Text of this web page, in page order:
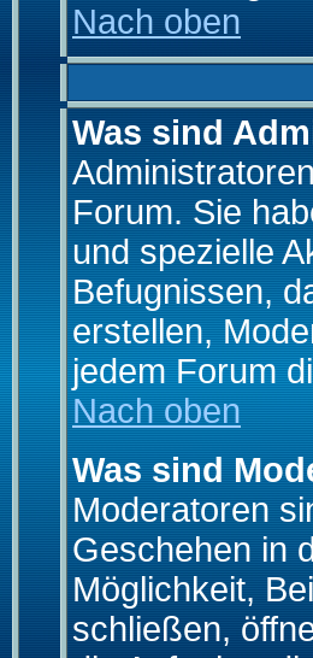
Nach oben
Was sind
Forum. Sie
und spezielle
Befugnissen,
erstellen,
jedem Forum
Nach oben
Was sind
Moderatoren
Geschehen in
Möglichkeit,
schließen,